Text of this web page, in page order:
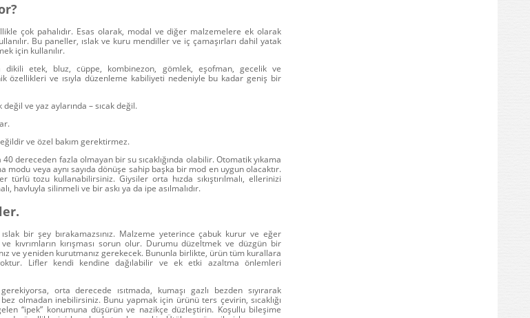
çok pahalıdır. Esas olarak, modal ve diğer malzemelere ek olarak
Bu paneller, ıslak ve kuru mendiller ve iç çamaşırları dahil yatak
için kullanılır.
dikili etek, bluz, cüppe, kombinezon, gömlek, eşofman, gecelik ve
özellikleri ve ısıyla düzenleme kabiliyeti nedeniyle bu kadar geniş bir
ve yaz aylarında – sıcak değil.
ve özel bakım gerektirmez.
dereceden fazla olmayan bir su sıcaklığında olabilir. Otomatik yıkama
modu veya aynı sayıda dönüşe sahip başka bir mod en uygun olacaktır.
türlü tozu kullanabilirsiniz. Giysiler orta hızda sıkıştırılmalı, ellerinizi
havluyla silinmeli ve bir askı ya da ipe asılmalıdır.
bir şey bırakamazsınız. Malzeme yeterince çabuk kurur ve eğer
kıvrımların kırışması sorun olur. Durumu düzeltmek ve düzgün bir
ve yeniden kurutmanız gerekecek. Bununla birlikte, ürün tüm kurallara
Lifler kendi kendine dağılabilir ve ek etki azaltma önlemleri
orta derecede ısıtmada, kumaşı gazlı bezden sıyırarak
bez olmadan inebilirsiniz. Bunu yapmak için ürünü ters çevirin, sıcaklığı
“ipek” konumuna düşürün ve nazikçe düzleştirin. Koşullu bileşime